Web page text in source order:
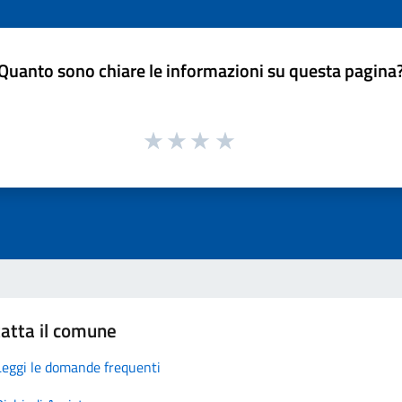
sono chiare le informazioni su questa
il comune
le domande frequenti